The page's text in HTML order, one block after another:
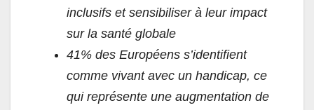
inclusifs et sensibiliser à leur impact
sur la santé globale
41% des Européens s’identifient
comme vivant avec un handicap, ce
qui représente une augmentation de